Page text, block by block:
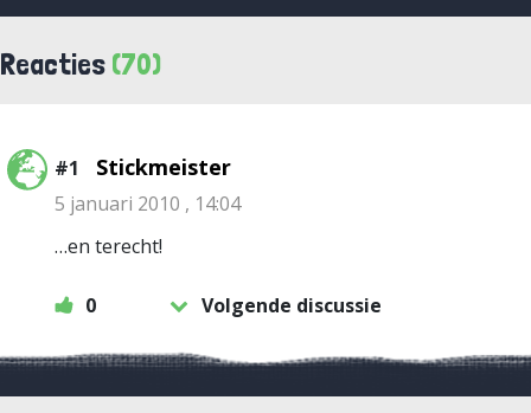
Reacties (70)
#1 Stickmeister
5 januari 2010 , 14:04
…en terecht!
0 Volgende discussie